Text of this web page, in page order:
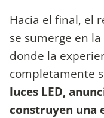
Hacia el final, el
se sumerge en
donde la
completamente
luces LED,
construyen una